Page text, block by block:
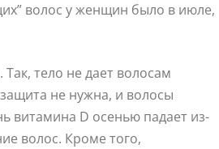
волос у женщин было в июле,
тело не дает волосам
не нужна, и волосы
витамина D осенью падает из-
волос. Кроме того,